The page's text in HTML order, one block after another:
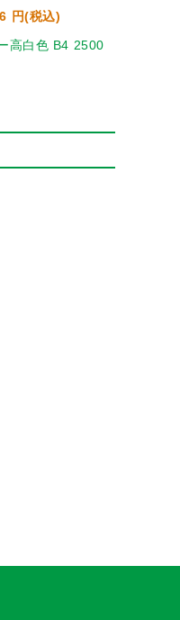
円(税込)
高白色 B4 2500